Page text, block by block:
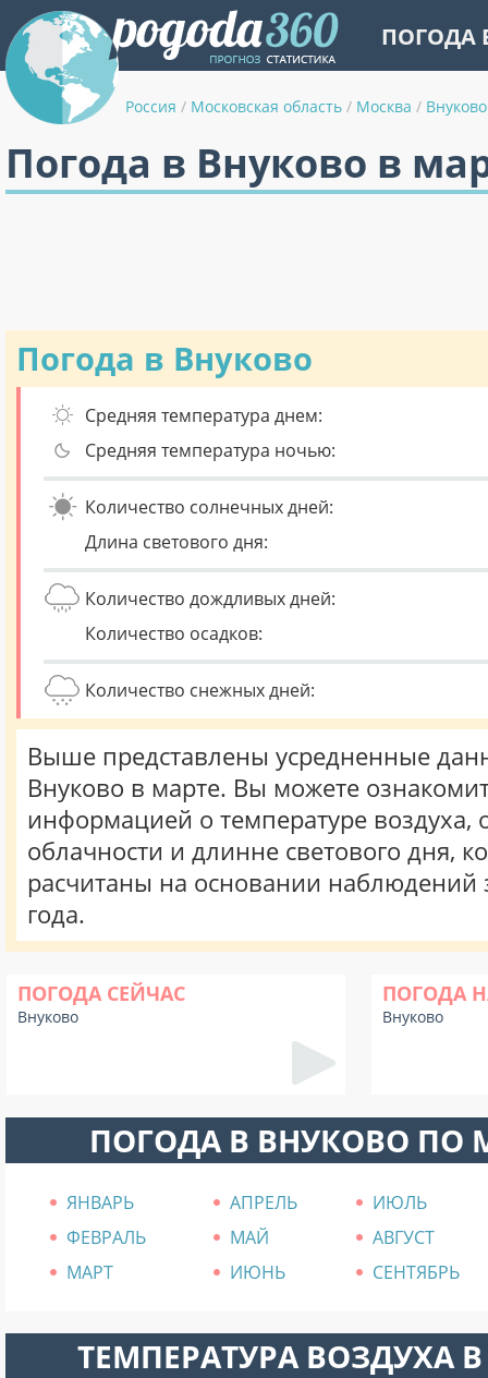
ПОГОДА
Россия / Московская область / Москва / Внуково
Погода в Внуково в
Погода в Внуково
Средняя температура днем:
Средняя температура ночью:
Количество солнечных дней:
Длина светового дня:
Количество дождливых дней:
Количество осадков:
Количество снежных дней:
Выше представлены усредненные
Внуково в марте. Вы можете
информацией о температуре воздуха,
облачности и длинне светового дня,
расчитаны на основании наблюдений
года.
ПОГОДА СЕЙЧАС
Внуково
ПОГОДА
Внуково
ПОГОДА В ВНУКОВО ПО
ЯНВАРЬ АПРЕЛЬ
ИЮЛЬ
ФЕВРАЛЬ
МАЙ
АВГУСТ
МАРТ
ИЮНЬ СЕНТЯБРЬ
ТЕМПЕРАТУРА ВОЗДУХА В